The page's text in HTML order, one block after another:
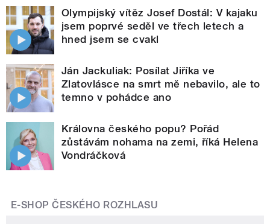
Olympijský vítěz Josef Dostál: V kajaku
jsem poprvé seděl ve třech letech a
hned jsem se cvakl
Ján Jackuliak: Posílat Jiříka ve
Zlatovlásce na smrt mě nebavilo, ale to
temno v pohádce ano
Královna českého popu? Pořád
zůstávám nohama na zemi, říká Helena
Vondráčková
E-SHOP ČESKÉHO ROZHLASU